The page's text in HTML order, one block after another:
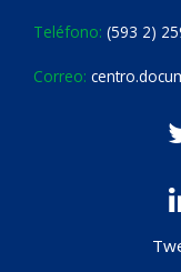
Teléfono: (593 2)
Correo: